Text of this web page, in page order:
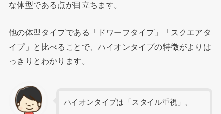
な体型である点が目立ちます。
他の体型タイプである「ドワーフタイプ」「スクエアタ
イプ」と比べることで、ハイオンタイプの特徴がよりは
っきりとわかります。
ハイオンタイプは「スタイル重視」、